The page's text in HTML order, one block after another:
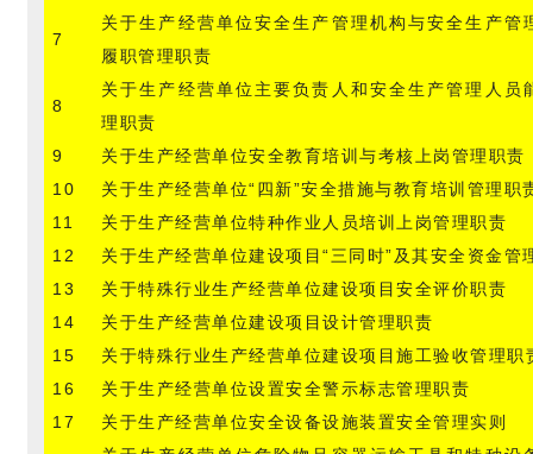
7
关于生产经营单位安全生产管理机构与安全生产管
履职管理职责
8
关于生产经营单位主要负责人和安全生产管理人员
理职责
9
关于生产经营单位安全教育培训与考核上岗管理职责
10
关于生产经营单位“四新”安全措施与教育培训管理职
11
关于生产经营单位特种作业人员培训上岗管理职责
12
关于生产经营单位建设项目“三同时”及其安全资金管
13
关于特殊行业生产经营单位建设项目安全评价职责
14
关于生产经营单位建设项目设计管理职责
15
关于特殊行业生产经营单位建设项目施工验收管理职
16
关于生产经营单位设置安全警示标志管理职责
17
关于生产经营单位安全设备设施装置安全管理实则